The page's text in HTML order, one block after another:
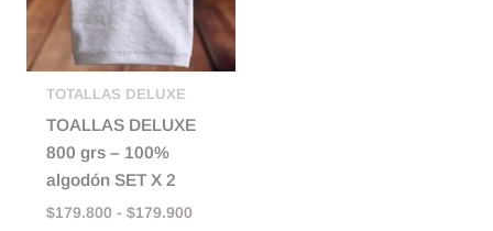
TOTALLAS DELUXE
TOALLAS DELUXE
800 grs – 100%
algodón SET X 2
$179.800 - $179.900
Las
opciones
se
pueden
elegir
la
página